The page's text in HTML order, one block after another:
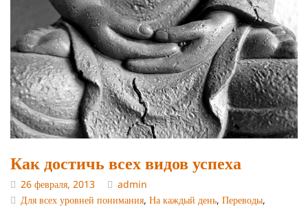
Как достичь всех видов успеха
26 февраля, 2013
admin
Для всех уровней понимания, На каждый день, Переводы,